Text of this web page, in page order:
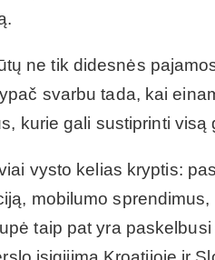
ne tik didesnės
svarbu tada, kai
kurie gali sustiprinti visą
vysto kelias kryptis:
mobilumo
taip pat yra